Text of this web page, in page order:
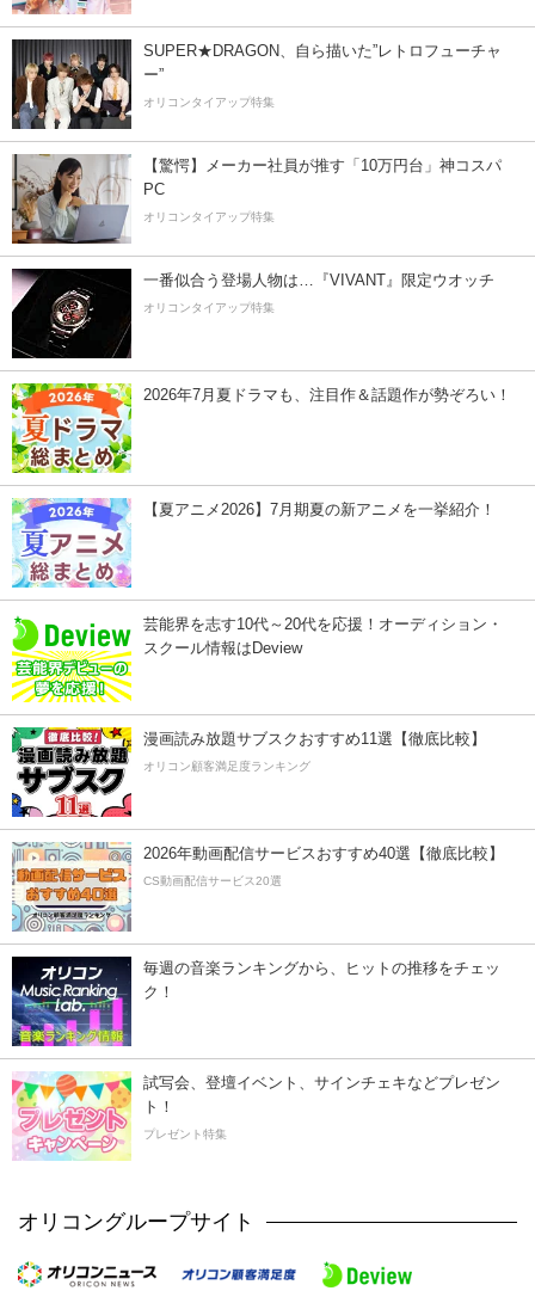
SUPER★DRAGON、自ら描いた”レトロフューチャ
ー”
オリコンタイアップ特集
【驚愕】メーカー社員が推す「10万円台」神コスパ
PC
オリコンタイアップ特集
一番似合う登場人物は…『VIVANT』限定ウオッチ
オリコンタイアップ特集
2026年7月夏ドラマも、注目作＆話題作が勢ぞろい！
【夏アニメ2026】7月期夏の新アニメを一挙紹介！
芸能界を志す10代～20代を応援！オーディション・
スクール情報はDeview
漫画読み放題サブスクおすすめ11選【徹底比較】
オリコン顧客満足度ランキング
2026年動画配信サービスおすすめ40選【徹底比較】
CS動画配信サービス20選
毎週の音楽ランキングから、ヒットの推移をチェッ
ク！
試写会、登壇イベント、サインチェキなどプレゼン
ト！
プレゼント特集
オリコングループサイト